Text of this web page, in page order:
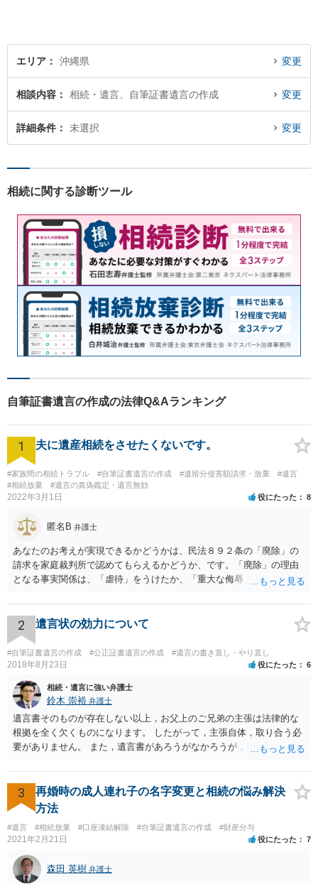
エリア 沖縄県 変更
相談内容 相続・遺言、自筆証書遺言の作成 変更
詳細条件 未選択 変更
相続に関する診断ツール
自筆証書遺言の作成の法律Q&Aランキング
1 夫に遺産相続をさせたくないです。
#家族間の相続トラブル #自筆証書遺言の作成 #遺留分侵害額請求・放棄
#遺言
#相続放棄
#遺言の真偽鑑定・遺言無効
2022年3月1日 役にたった 8
匿名B 弁護士
あなたのお考えが実現できるかどうかは、民法８９２条の「廃除」の
請求を家庭裁判所で認めてもらえるかどうか、です。「廃除」の理由
となる事実関係は、「虐待」をうけたか、「重大な侮辱」を受けた
「廃除」は遺言でも可能です（民法８９３条）。 弁護士に具体的な事
情を話して相談して、「廃除」が可能か、実際に法律相談を受けるこ
とをお勧めします。
2 遺言状の効力について
#自筆証書遺言の作成 #公正証書遺言の作成 #遺言の書き直し・やり直し
2018年8月23日 役にたった 6
相続・遺言に強い弁護士
鈴木 崇裕 弁護士
遺言書そのものが存在しない以上，お父上のご兄弟の主張は法律的な
根拠を全く欠くものになります。 したがって，主張自体，取り合う必
要がありません。 また，遺言書があろうがなかろうが，お父上のご兄
ご回答にもありますが， 代理人弁護士をたてて，その弁護士から相手
方に対して， ・相続に関する主張は法的根拠がなく，一切応じないこ
と ・今後一切の連絡をしてこないでほしいこと ・連絡を継続してくる
書面を発送してもらうことがよろしいように思います。
3
再婚時の成人連れ子の名字変更と相続の悩み解決
方法
#遺言 #相続放棄 #口座凍結解除 #自筆証書遺言の作成 #財産分与
2021年2月21日 役にたった 7
森田 英樹 弁護士